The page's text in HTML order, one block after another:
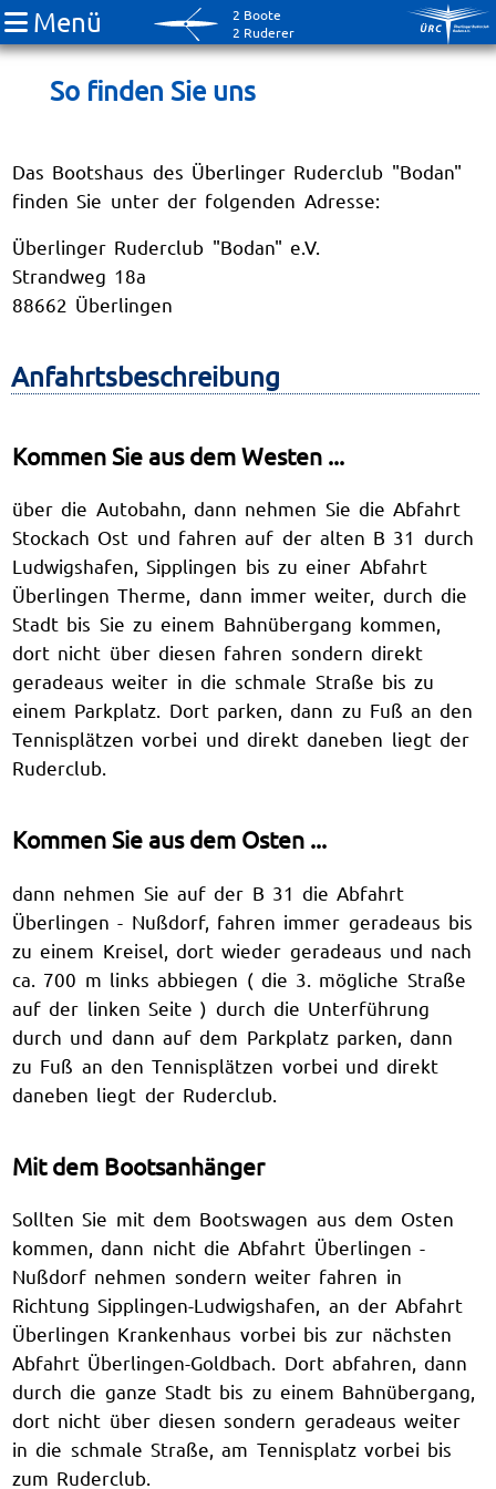
2 Boote
2 Ruderer
So finden Sie uns
Menü
Das Bootshaus des Überlinger Ruderclub "Bodan"
finden Sie unter der folgenden Adresse:
Überlinger Ruderclub "Bodan" e.V.
Strandweg 18a
88662 Überlingen
Anfahrtsbeschreibung
Kommen Sie aus dem Westen ...
über die Autobahn, dann nehmen Sie die Abfahrt
Stockach Ost und fahren auf der alten B 31 durch
Ludwigshafen, Sipplingen bis zu einer Abfahrt
Überlingen Therme, dann immer weiter, durch die
Stadt bis Sie zu einem Bahnübergang kommen,
dort nicht über diesen fahren sondern direkt
geradeaus weiter in die schmale Straße bis zu
einem Parkplatz. Dort parken, dann zu Fuß an den
Tennisplätzen vorbei und direkt daneben liegt der
Ruderclub.
Kommen Sie aus dem Osten ...
dann nehmen Sie auf der B 31 die Abfahrt
Überlingen - Nußdorf, fahren immer geradeaus bis
zu einem Kreisel, dort wieder geradeaus und nach
ca. 700 m links abbiegen ( die 3. mögliche Straße
auf der linken Seite ) durch die Unterführung
durch und dann auf dem Parkplatz parken, dann
zu Fuß an den Tennisplätzen vorbei und direkt
daneben liegt der Ruderclub.
Mit dem Bootsanhänger
Sollten Sie mit dem Bootswagen aus dem Osten
kommen, dann nicht die Abfahrt Überlingen -
Nußdorf nehmen sondern weiter fahren in
Richtung Sipplingen-Ludwigshafen, an der Abfahrt
Überlingen Krankenhaus vorbei bis zur nächsten
Abfahrt Überlingen-Goldbach. Dort abfahren, dann
durch die ganze Stadt bis zu einem Bahnübergang,
dort nicht über diesen sondern geradeaus weiter
in die schmale Straße, am Tennisplatz vorbei bis
zum Ruderclub.